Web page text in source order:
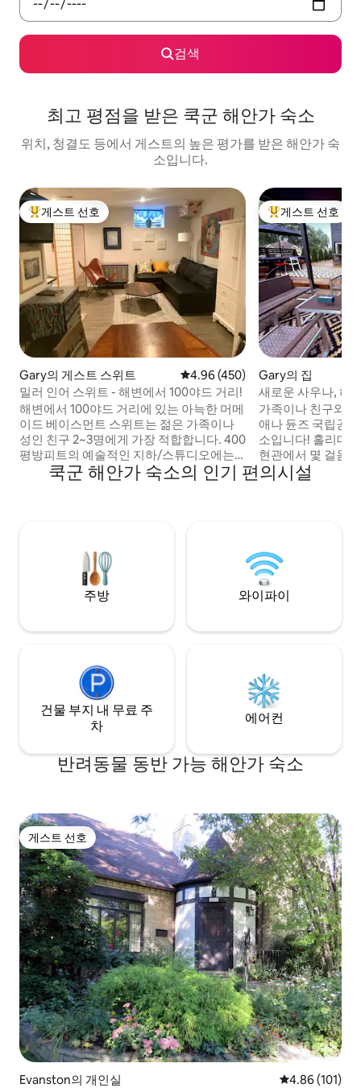
검색
최고 평점을 받은 쿡군 해안가 숙소
위치, 청결도 등에서 게스트의 높은 평가를 받은 해안가 숙
소입니다.
상위 게스트 선호
게스트 선호
Gary의 게스트 스위트 평점 4.96점(5점 만점), 후기 450
4.96 (450)
밀러 인어 스위트 - 해변에서 100야드 거리!
해변에서 100야드 거리에 있는 아늑한 머메
이드 베이스먼트 스위트는 젊은 가족이나
성인 친구 2~3명에게 가장 적합합니다. 400
평방피트의 예술적인 지하/스튜디오에는
전용 출입구, 간이 주방, 독특한 예술품, 아
늑한 독서/수면 공간 등이 구비되어 있습니
우거진 산책로를 하이킹하고 모래 언덕이
있는 해변에서 수영을 즐겨보세요. 집에서
훈련된 반려견은 환영합니다!
상위 게스트 선호
게스트 선호
Gary의 집
새로운 사우나, 해
음 거리
가족이나 친구와
애나 듄즈 국립공
소입니다! 홀리데이 하우스는 호수 전망과
현관에서 몇 걸음
를 갖춘 2022년에
2000평방피트의
할 때 쉽게 도움을 드
째 침실을 제외한
다.
쿡군 해안가 숙소의 인기 편의시설
주방 와이파이
건물 부지 내 무료 주
차
에어컨
반려동물 동반 가능 해안가 숙소
게스트 선호
게스트 선호
Evanston의 개인실 평점 4.86점(5
4.86 (101)